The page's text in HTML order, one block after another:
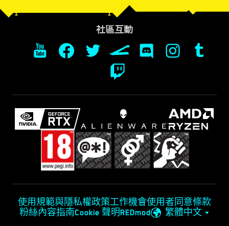
社區互動
使用規範與隱私權政策工作機會使用者同意條款
粉絲內容指南Cookie 聲明REDmod 繁體中文